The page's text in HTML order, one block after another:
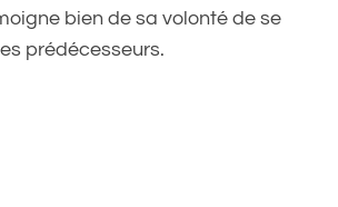
bien de sa volonté de se
prédécesseurs.